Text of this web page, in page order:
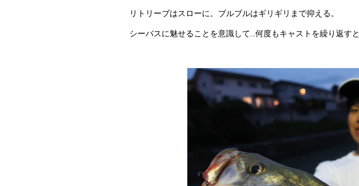
リトリーブはスローに。ブルブルはギリギリまで抑える。
シーバスに魅せることを意識して…何度もキャストを繰り返すと